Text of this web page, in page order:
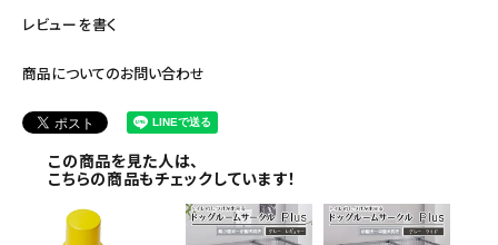
レビューを書く
商品についてのお問い合わせ
この商品を見た人は、
こちらの商品もチェックしています！